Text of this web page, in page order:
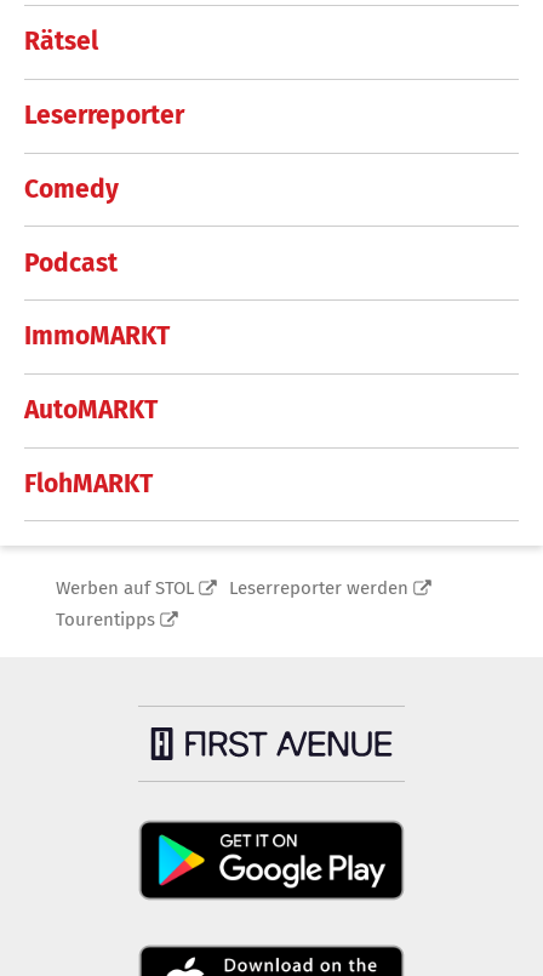
Rätsel
Leserreporter
Comedy
Podcast
ImmoMARKT
AutoMARKT
FlohMARKT
Werben auf STOL
Leserreporter werden
Tourentipps